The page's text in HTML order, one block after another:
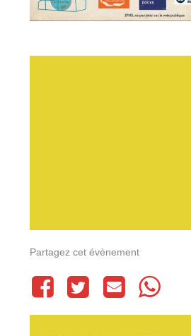
Partagez cet évènement